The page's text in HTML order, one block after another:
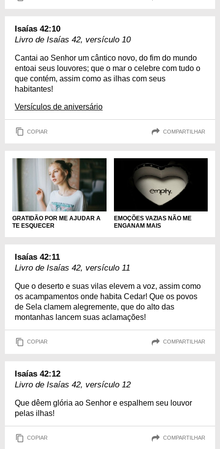
Isaías 42:10
Livro de Isaías 42, versículo 10
Cantai ao Senhor um cântico novo, do fim do mundo
entoai seus louvores; que o mar o celebre com tudo o
que contém, assim como as ilhas com seus
habitantes!
Versículos de aniversário
COPIAR COMPARTILHAR
GRATIDÃO POR ME AJUDAR A
TE ESQUECER
EMOÇÕES VAZIAS NÃO ME
ENGANAM MAIS
Isaías 42:11
Livro de Isaías 42, versículo 11
Que o deserto e suas vilas elevem a voz, assim como
os acampamentos onde habita Cedar! Que os povos
de Sela clamem alegremente, que do alto das
montanhas lancem suas aclamações!
COPIAR COMPARTILHAR
Isaías 42:12
Livro de Isaías 42, versículo 12
Que dêem glória ao Senhor e espalhem seu louvor
pelas ilhas!
COPIAR COMPARTILHAR